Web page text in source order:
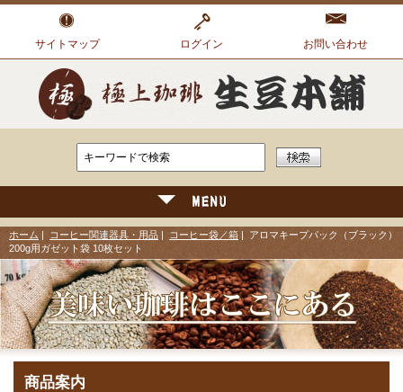
サイトマップ ログイン お問い合わせ
ホーム コーヒー関連器具・用品 コーヒー袋／箱 | アロマキープパック（ブラック）
200g用ガゼット袋 10枚セット
商品案内